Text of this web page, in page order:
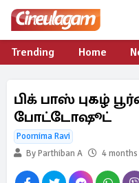
Trending Home
பிக் பாஸ் புகழ்
போட்டோஷூட்
Poornima Ravi
By Parthiban A
4 months